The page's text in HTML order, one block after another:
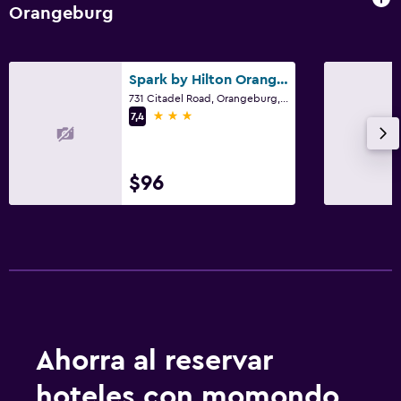
Orangeburg
Spark by Hilton Orangeburg
7,4
3 estrellas
$96
Ahorra al reservar